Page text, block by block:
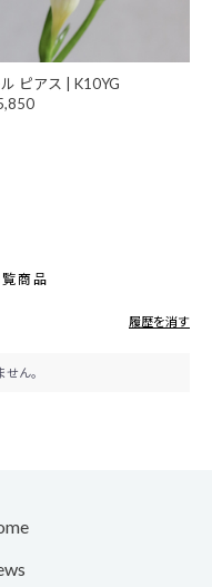
ピアス | K10YG
覧商品
履歴を消す
ん。